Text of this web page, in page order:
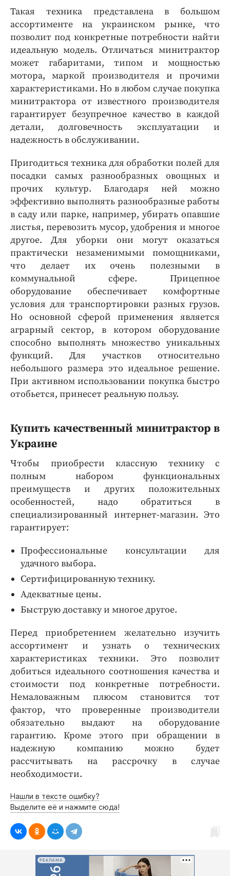
Такая техника представлена в большом
ассортименте на украинском рынке, что
позволит под конкретные потребности найти
идеальную модель. Отличаться минитрактор
может габаритами, типом и мощностью
мотора, маркой производителя и прочими
характеристиками. Но в любом случае покупка
минитрактора от известного производителя
гарантирует безупречное качество в каждой
детали, долговечность эксплуатации и
надежность в обслуживании.
Пригодиться техника для обработки полей для
посадки самых разнообразных овощных и
прочих культур. Благодаря ней можно
эффективно выполнять разнообразные работы
в саду или парке, например, убирать опавшие
листья, перевозить мусор, удобрения и многое
другое. Для уборки они могут оказаться
практически незаменимыми помощниками,
что делает их очень полезными в
коммунальной сфере. Прицепное
оборудование обеспечивает комфортные
условия для транспортировки разных грузов.
Но основной сферой применения является
аграрный сектор, в котором оборудование
способно выполнять множество уникальных
функций. Для участков относительно
небольшого размера это идеальное решение.
При активном использовании покупка быстро
отобьется, принесет реальную пользу.
Купить качественный минитрактор в
Украине
Чтобы приобрести классную технику с
полным набором функциональных
преимуществ и других положительных
особенностей, надо обратиться в
специализированный интернет-магазин. Это
гарантирует:
Профессиональные консультации для
удачного выбора.
Сертифицированную технику.
Адекватные цены.
Быструю доставку и многое другое.
Перед приобретением желательно изучить
ассортимент и узнать о технических
характеристиках техники. Это позволит
добиться идеального соотношения качества и
стоимости под конкретные потребности.
Немаловажным плюсом становится тот
фактор, что проверенные производители
обязательно выдают на оборудование
гарантию. Кроме этого при обращении в
надежную компанию можно будет
рассчитывать на рассрочку в случае
необходимости.
Нашли в тексте ошибку?
Выделите её и нажмите сюда!
РЕКЛАМА